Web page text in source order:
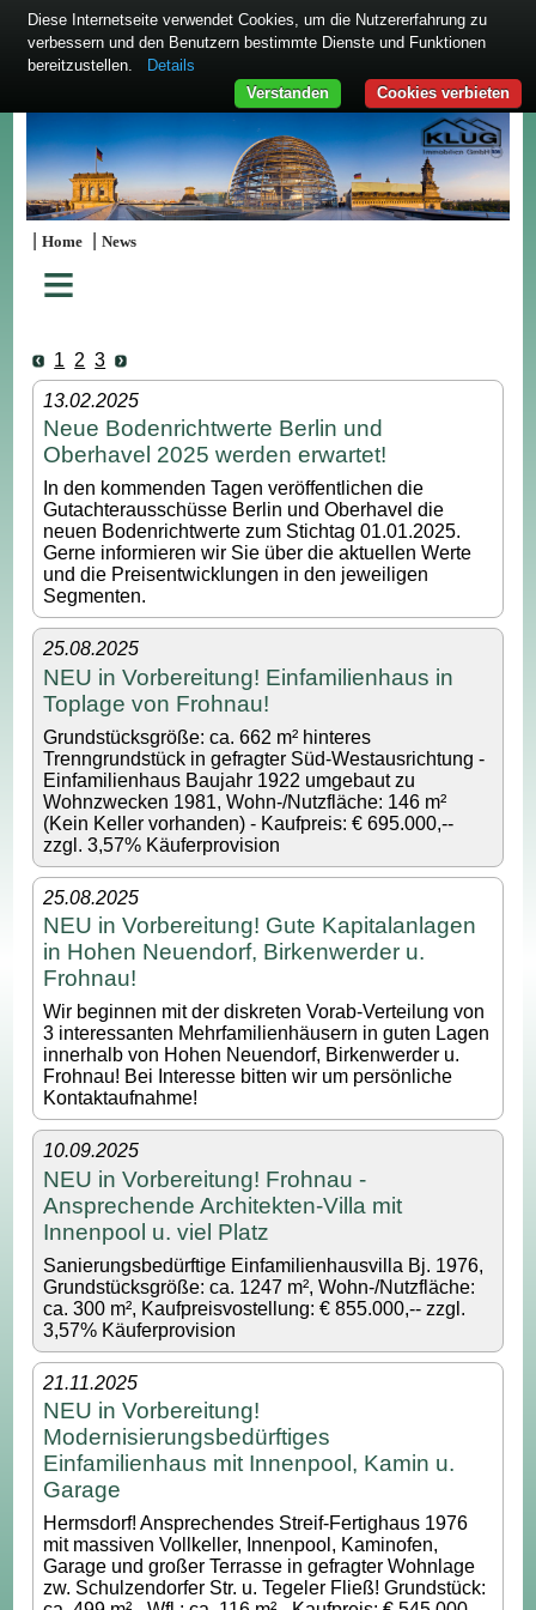
|Home |News
≡
1 2 3
13.02.2025
Neue Bodenrichtwerte Berlin und
Oberhavel 2025 werden erwartet!
In den kommenden Tagen veröffentlichen die
Gutachterausschüsse Berlin und Oberhavel die
neuen Bodenrichtwerte zum Stichtag 01.01.2025.
Gerne informieren wir Sie über die aktuellen Werte
und die Preisentwicklungen in den jeweiligen
Segmenten.
25.08.2025
NEU in Vorbereitung! Einfamilienhaus in
Toplage von Frohnau!
Grundstücksgröße: ca. 662 m² hinteres
Trenngrundstück in gefragter Süd-Westausrichtung -
Einfamilienhaus Baujahr 1922 umgebaut zu
Wohnzwecken 1981, Wohn-/Nutzfläche: 146 m²
(Kein Keller vorhanden) - Kaufpreis: € 695.000,--
zzgl. 3,57% Käuferprovision
25.08.2025
NEU in Vorbereitung! Gute Kapitalanlagen
in Hohen Neuendorf, Birkenwerder u.
Frohnau!
Wir beginnen mit der diskreten Vorab-Verteilung von
3 interessanten Mehrfamilienhäusern in guten Lagen
innerhalb von Hohen Neuendorf, Birkenwerder u.
Frohnau! Bei Interesse bitten wir um persönliche
Kontaktaufnahme!
10.09.2025
NEU in Vorbereitung! Frohnau -
Ansprechende Architekten-Villa mit
Innenpool u. viel Platz
Sanierungsbedürftige Einfamilienhausvilla Bj. 1976,
Grundstücksgröße: ca. 1247 m², Wohn-/Nutzfläche:
ca. 300 m², Kaufpreisvostellung: € 855.000,-- zzgl.
3,57% Käuferprovision
21.11.2025
NEU in Vorbereitung!
Modernisierungsbedürftiges
Einfamilienhaus mit Innenpool, Kamin u.
Garage
Hermsdorf! Ansprechendes Streif-Fertighaus 1976
mit massiven Vollkeller, Innenpool, Kaminofen,
Garage und großer Terrasse in gefragter Wohnlage
zw. Schulzendorfer Str. u. Tegeler Fließ! Grundstück:
Diese Internetseite verwendet Cookies, um die Nutzererfahrung zu
verbessern und den Benutzern bestimmte Dienste und Funktionen
bereitzustellen.
Details
Cookies verbieten
Verstanden